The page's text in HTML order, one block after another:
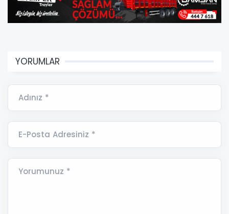
YORUMLAR
Adınız *
E-Posta Adresiniz *
Yorumunuz *